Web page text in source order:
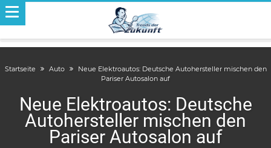
Startseite Auto
Neue Elektroautos: Deutsche Autohersteller mischen den
Pariser Autosalon auf
Neue Elektroautos: Deutsche
Autohersteller mischen den
Pariser Autosalon auf